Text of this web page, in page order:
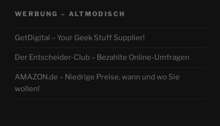
WERBUNG – ALTMODISCH
GetDigital – Your Geek Stuff Supplier!
Der Entscheider-Club – Bezahlte Online-Umfragen
AMAZON.de – Niedrige Preise, wann und wo Sie
wollen!